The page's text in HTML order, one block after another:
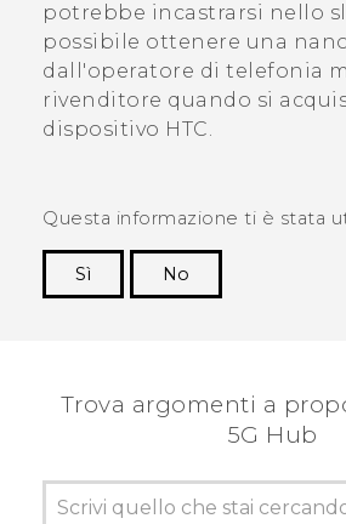
potrebbe incastrarsi nello
possibile ottenere una
dall'operatore di telefonia
rivenditore quando si
dispositivo HTC.
Questa informazione ti è stata
Sì
No
Trova argomenti a
5G Hub